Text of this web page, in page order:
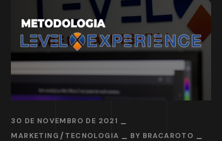
30 DE NOVEMBRO DE 2021
MARKETING
TECNOLOGIA BY BRACAROTO